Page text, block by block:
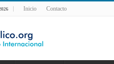
Inicio Contacto